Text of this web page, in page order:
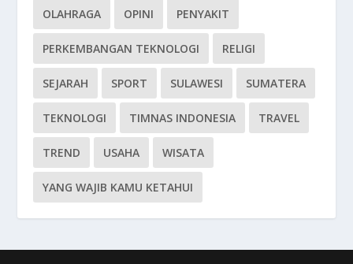
OLAHRAGA OPINI PENYAKIT
PERKEMBANGAN TEKNOLOGI RELIGI
SEJARAH SPORT SULAWESI SUMATERA
TEKNOLOGI TIMNAS INDONESIA TRAVEL
TREND USAHA WISATA
YANG WAJIB KAMU KETAHUI